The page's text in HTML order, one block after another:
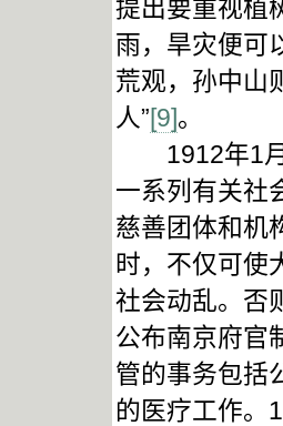
提出要重视植
雨，旱灾便可
荒观，孙中山
人”[9]。
1912年1月
一系列有关社
慈善团体和机
时，不仅可使
社会动乱。否
公布南京府官
管的事务包括
的医疗工作。